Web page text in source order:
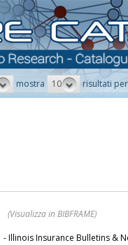
mostra 10 risultati
(Visualizza in BIBFRAME)
- Illinois Insurance Bulletins &